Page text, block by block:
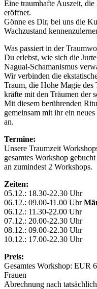
Eine traumhafte Auszeit,
eröffnet.
Gönne es Dir, bei uns die
Wachzustand
Was passiert in der
Du erlebst, wie sich die
Nagual-Schamanismus
Wir verbinden die
Traum, die Hohe Magie des
kräfte mit den Träumen der
Mit diesem berührenden
gemeinsam mit ihr ein
an.
Termine:
Unsere Traumzeit
gesamtes Workshop
an zumindest 2 Workshops.
Zeiten:
05.12.: 18.30-22.30 Uhr
06.12.: 09.00-11.00 Uhr
06.12.: 11.30-22.00 Uhr
07.12.: 20.00-22.30 Uhr
08.12.: 09.00-22.30 Uhr
10.12.: 17.00-22.30 Uhr
Preis:
Gesamtes Workshop: EUR
Frauen
Abrechnung nach